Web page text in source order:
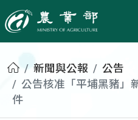
農業部
首頁新聞與公報
公告
公告核准「平埔黑豬」
件